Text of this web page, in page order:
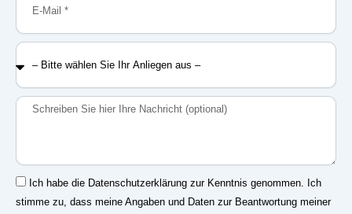
Mail
–
Bitte
Sie
Ihr
Nachricht
Einwilligung
Ich habe die Datenschutzerklärung zur Kenntnis genommen. Ich
stimme zu, dass meine Angaben und Daten zur Beantwortung meiner